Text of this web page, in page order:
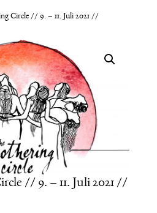
Circle // 9. – 11. Juli 2021 //
// 9. – 11. Juli 2021 //